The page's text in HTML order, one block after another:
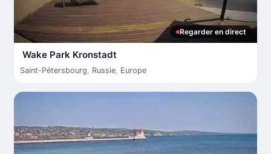
Regarder en direct
Wake Park Kronstadt
Saint-Pétersbourg, Russie, Europe